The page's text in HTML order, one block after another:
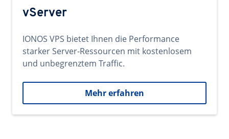
vServer
IONOS VPS bietet Ihnen die Performance
starker Server-Ressourcen mit kostenlosem
und unbegrenztem Traffic.
Mehr erfahren